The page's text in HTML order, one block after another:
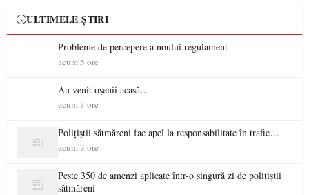
ULTIMELE ȘTIRI
Probleme de percepere a noului regulament
acum 5 ore
Au venit oșenii acasă…
acum 7 ore
Polițiștii sătmăreni fac apel la responsabilitate în trafic…
acum 7 ore
Peste 350 de amenzi aplicate într-o singură zi de polițiștii
sătmăreni